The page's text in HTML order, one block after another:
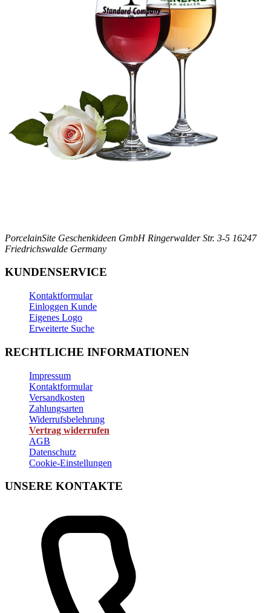
PorcelainSite Geschenkideen GmbH Ringerwalder Str. 3-5 16247
Friedrichswalde Germany
KUNDENSERVICE
Kontaktformular
Einloggen Kunde
Eigenes Logo
Erweiterte Suche
RECHTLICHE INFORMATIONEN
Impressum
Kontaktformular
Versandkosten
Zahlungsarten
Widerrufsbelehrung
Vertrag widerrufen
AGB
Datenschutz
Cookie-Einstellungen
UNSERE KONTAKTE